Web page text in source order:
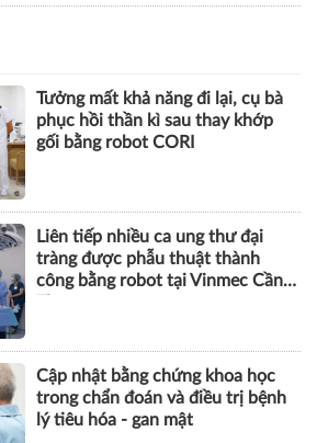
năm
Tưởng mất khả năng đi lại, cụ bà
phục hồi thần kì sau thay khớp
gối bằng robot CORI
Liên tiếp nhiều ca ung thư đại
tràng được phẫu thuật thành
công bằng robot tại Vinmec Cần